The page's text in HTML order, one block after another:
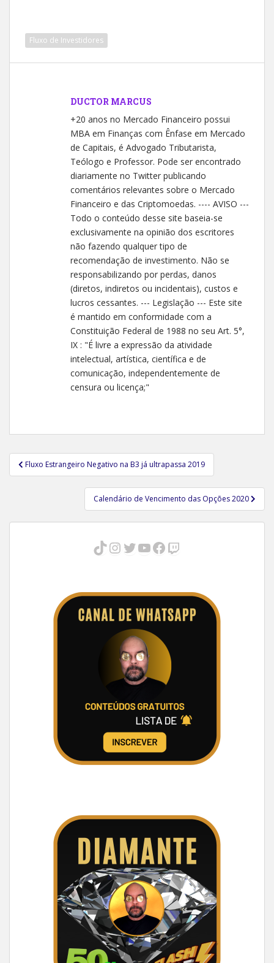
Fluxo de Investidores
DUCTOR MARCUS
+20 anos no Mercado Financeiro possui
MBA em Finanças com Ênfase em Mercado
de Capitais, é Advogado Tributarista,
Teólogo e Professor. Pode ser encontrado
diariamente no Twitter publicando
comentários relevantes sobre o Mercado
Financeiro e das Criptomoedas. ---- AVISO ---
Todo o conteúdo desse site baseia-se
exclusivamente na opinião dos escritores
não fazendo qualquer tipo de
recomendação de investimento. Não se
responsabilizando por perdas, danos
(diretos, indiretos ou incidentais), custos e
lucros cessantes. --- Legislação --- Este site
é mantido em conformidade com a
Constituição Federal de 1988 no seu Art. 5°,
IX : "É livre a expressão da atividade
intelectual, artística, científica e de
comunicação, independentemente de
censura ou licença;"
Navegação
de
Fluxo Estrangeiro Negativo na B3 já ultrapassa 2019
Calendário de Vencimento das Opções 2020
TikTok
Instagram
Twitter
Youtube
Facebook
Twitch